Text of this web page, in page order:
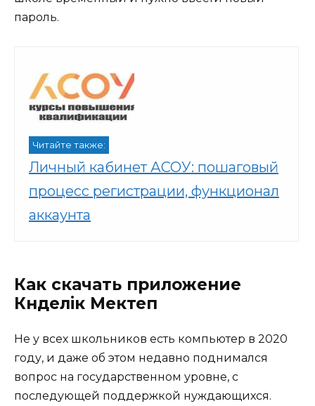
пароль.
Читайте также:
Личный кабинет АСОУ: пошаговый
процесс регистрации, функционал
аккаунта
Как скачать приложение
Күнделік Мектеп
Не у всех школьников есть компьютер в 2020
году, и даже об этом недавно поднимался
вопрос на государственном уровне, с
последующей поддержкой нуждающихся.